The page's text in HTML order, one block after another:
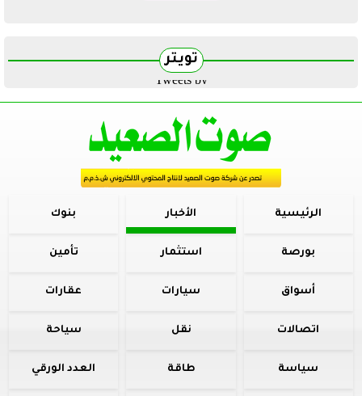
تويتر
Tweets by
الرئيسية الأخبار بنوك
بورصة استثمار تأمين
أسواق سيارات عقارات
اتصالات نقل سياحة
سياسة طاقة العدد الورقي